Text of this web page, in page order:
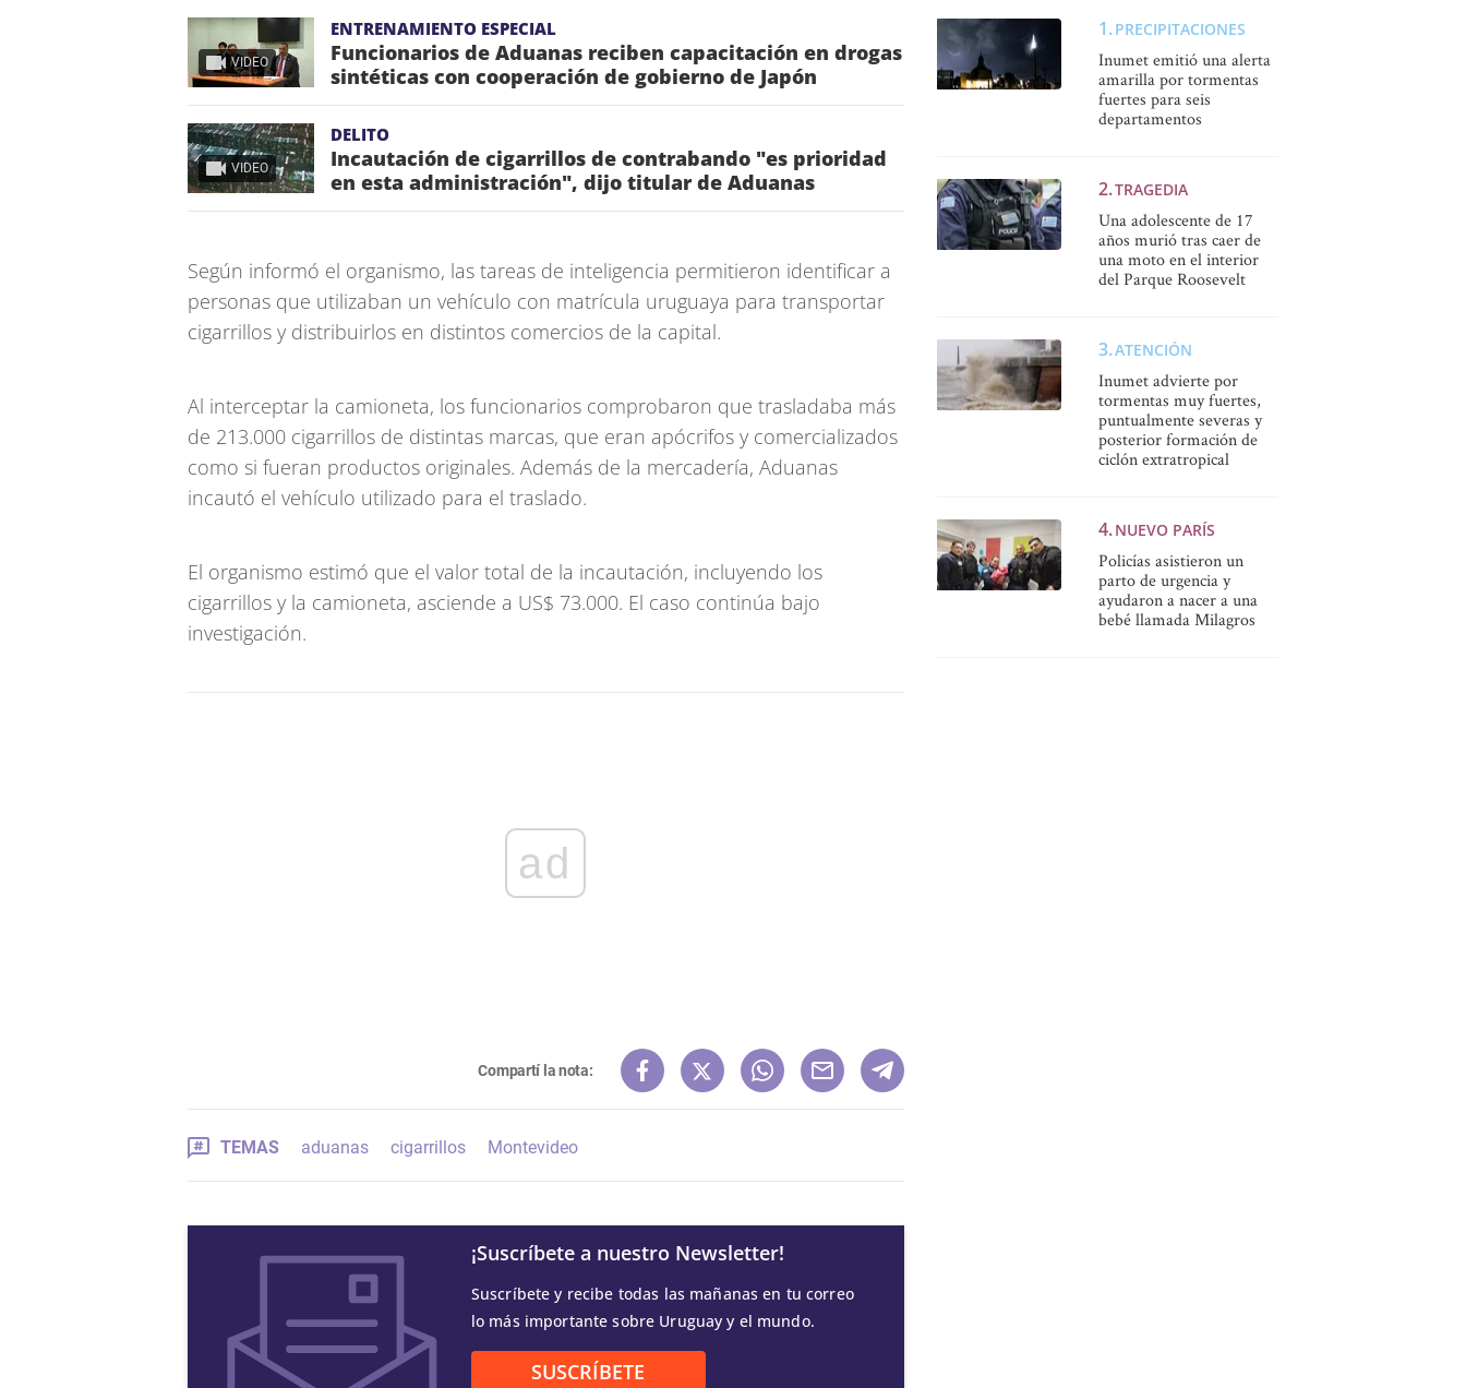
VIDEO
ENTRENAMIENTO ESPECIAL
Funcionarios de Aduanas reciben capacitación en drogas
sintéticas con cooperación de gobierno de Japón
VIDEO
DELITO
Incautación de cigarrillos de contrabando "es prioridad
en esta administración", dijo titular de Aduanas
Según informó el organismo, las tareas de inteligencia permitieron identificar a
personas que utilizaban un vehículo con matrícula uruguaya para transportar
cigarrillos y distribuirlos en distintos comercios de la capital.
Al interceptar la camioneta, los funcionarios comprobaron que trasladaba más
de 213.000 cigarrillos de distintas marcas, que eran apócrifos y comercializados
como si fueran productos originales. Además de la mercadería, Aduanas
incautó el vehículo utilizado para el traslado.
El organismo estimó que el valor total de la incautación, incluyendo los
cigarrillos y la camioneta, asciende a US$ 73.000. El caso continúa bajo
investigación.
ad
Compartí la nota:
TEMAS aduanas cigarrillos Montevideo
¡Suscríbete a nuestro Newsletter!
Suscríbete y recibe todas las mañanas en tu correo
lo más importante sobre Uruguay y el mundo.
SUSCRÍBETE
PRECIPITACIONES
Inumet emitió una alerta
amarilla por tormentas
fuertes para seis
departamentos
TRAGEDIA
Una adolescente de 17
años murió tras caer de
una moto en el interior
del Parque Roosevelt
ATENCIÓN
Inumet advierte por
tormentas muy fuertes,
puntualmente severas y
posterior formación de
ciclón extratropical
NUEVO PARÍS
Policías asistieron un
parto de urgencia y
ayudaron a nacer a una
bebé llamada Milagros